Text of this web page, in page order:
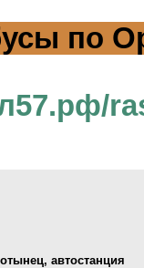
по
автостанция